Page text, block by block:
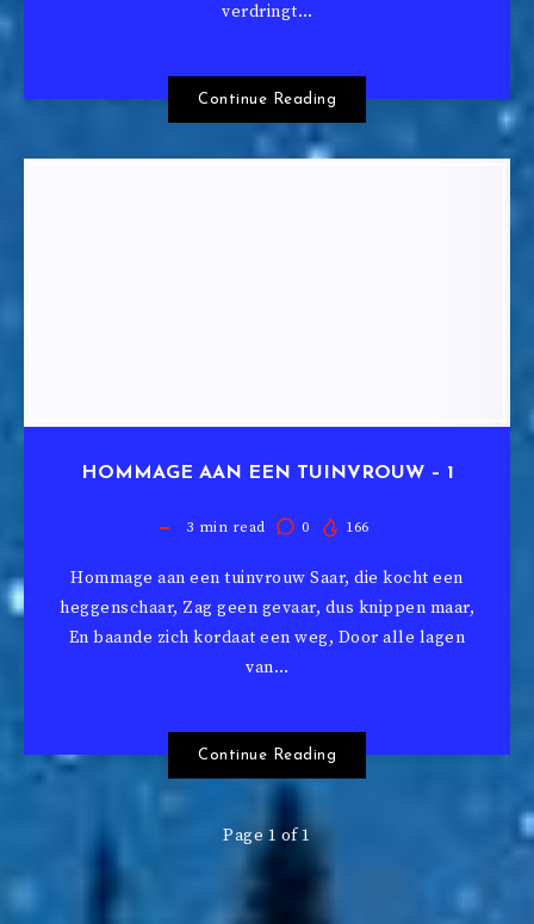
verdringt…
Continue Reading
HOMMAGE AAN EEN TUINVROUW – 1
3 min read 0 166
Hommage aan een tuinvrouw Saar, die kocht een
heggenschaar, Zag geen gevaar, dus knippen maar,
En baande zich kordaat een weg, Door alle lagen
van…
Continue Reading
Page 1 of 1